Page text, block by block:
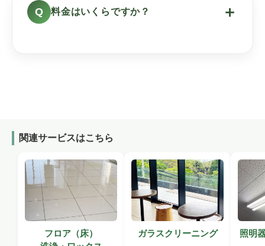
料金はいくらですか？ ＋
関連サービスはこちら
フロア（床）
ガラスクリーニング 照明